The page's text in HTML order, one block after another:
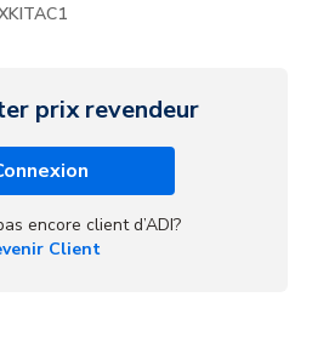
prix revendeur
encore client d’ADI?
Client